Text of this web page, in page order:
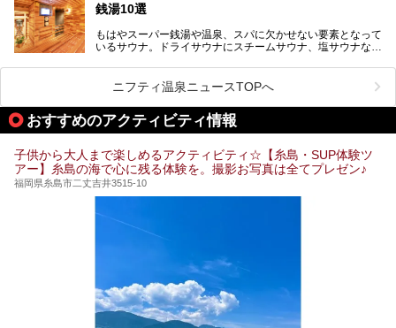
そこで今回は、ニフティ温泉ライターである筆者が現地体
ューズメント・宿泊施設・グルメ・その他施設まで、多彩な
る全貌と魅力を徹底紹介します！
銭湯10選
もはやスーパー銭湯や温泉、スパに欠かせない要素となって
いるサウナ。ドライサウナにスチームサウナ、塩サウナな
ペース、ロウリュウなど、心ゆくまで楽しむためのサービス
が充実した施設も多くみられます。
今回はそんなサウナにこだわった、福岡県内のオススメ温
泉・銭湯・スパを10件紹介したいと思います！
ニフティ温泉ニュースTOPへ
おすすめのアクティビティ情報
子供から大人まで楽しめるアクティビティ☆【糸島・SUP体験ツ
アー】糸島の海で心に残る体験を。撮影お写真は全てプレゼン♪
福岡県糸島市二丈吉井3515-10